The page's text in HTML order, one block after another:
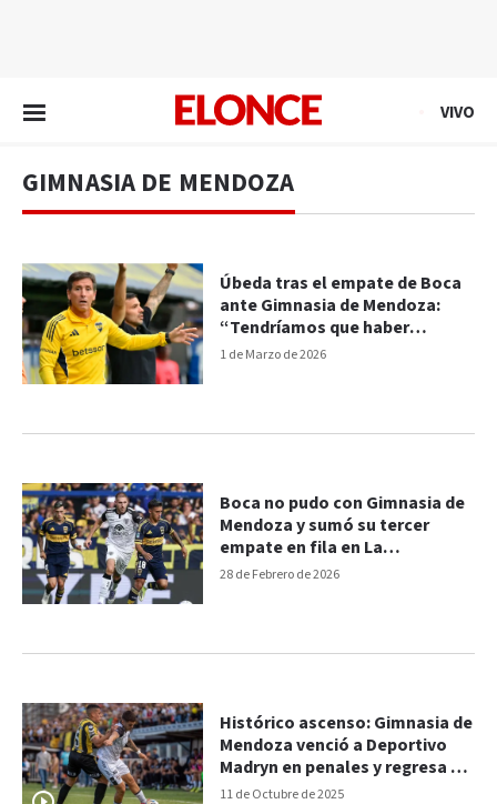
VIVO
GIMNASIA DE MENDOZA
1 de Marzo de 2026
Úbeda tras el empate de Boca
ante Gimnasia de Mendoza:
“Tendríamos que haber
ganado”
28 de Febrero de 2026
Boca no pudo con Gimnasia de
Mendoza y sumó su tercer
empate en fila en La
Bombonera
11 de Octubre de 2025
Histórico ascenso: Gimnasia de
Mendoza venció a Deportivo
Madryn en penales y regresa a
la Primera División